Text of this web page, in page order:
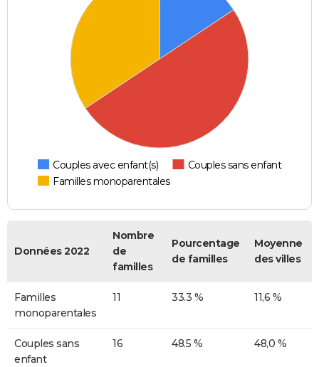
Couples avec enfant(s)
Couples sans enfant
Familles monoparentales
Données 2022
Nombre
de
familles
Pourcentage
de familles
Moyenne
des villes
Familles
monoparentales
11 33.3 % 11,6 %
Couples sans
enfant
16 48.5 % 48,0 %